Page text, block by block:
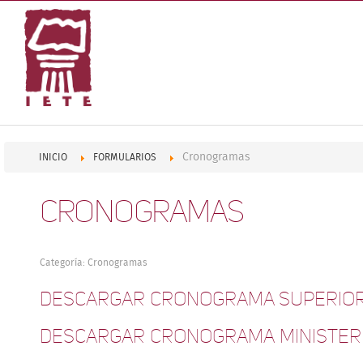
INICIO FORMULARIOS Cronogramas
Cronogramas
Categoría: Cronogramas
Descargar Cronograma
Descargar Cronograma